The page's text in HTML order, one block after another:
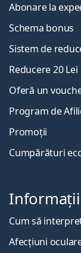
Abonare la
Schema bonus
Sistem de
Reducere 20 Lei
Oferă un
Program de
Promoții
Cumpărături
Cum să
Afecțiuni